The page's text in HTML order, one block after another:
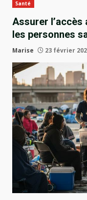
Santé
Assurer l’accès
les personnes
Marise 23 février